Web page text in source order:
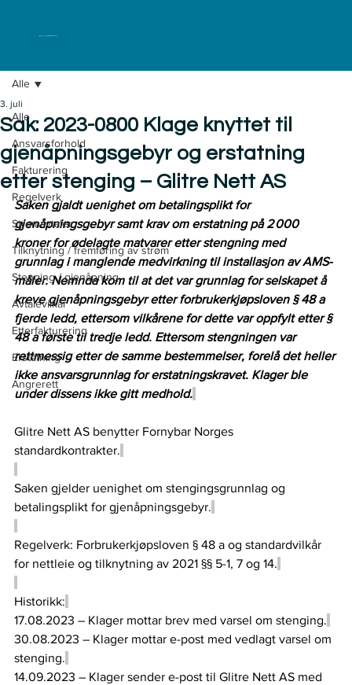
ELKLAGENEMNDA
Alle
Ansvarsforhold
Fakturering
Regelverk
Strømavtaler
Tilknytning / fremføring av strøm
Stenging / gjenåpning
Avtalevilkår
Etterfakturering
Erstatning
Angrerett
Alle
Sak: 2023-0800 Klage knyttet til
gjenåpningsgebyr og erstatning
etter stenging – Glitre Nett AS
3. juli
Saken gjaldt uenighet om betalingsplikt for
gjenåpningsgebyr samt krav om erstatning på 2 000
kroner for ødelagte matvarer etter stengning med
grunnlag i manglende medvirkning til installasjon av AMS-
måler. Nemnda kom til at det var grunnlag for selskapet å
kreve gjenåpningsgebyr etter forbrukerkjøpsloven § 48 a
fjerde ledd, ettersom vilkårene for dette var oppfylt etter §
48 a første til tredje ledd. Ettersom stengningen var
rettmessig etter de samme bestemmelser, forelå det heller
ikke ansvarsgrunnlag for erstatningskravet. Klager ble
under dissens ikke gitt medhold.
Glitre Nett AS benytter Fornybar Norges
standardkontrakter.
Saken gjelder uenighet om stengingsgrunnlag og
betalingsplikt for gjenåpningsgebyr.
Regelverk: Forbrukerkjøpsloven § 48 a og standardvilkår
for nettleie og tilknytning av 2021 §§ 5-1, 7 og 14.
Historikk:
17.08.2023 – Klager mottar brev med varsel om stenging.
30.08.2023 – Klager mottar e-post med vedlagt varsel om
stenging.
14.09.2023 – Klager sender e-post til Glitre Nett AS med